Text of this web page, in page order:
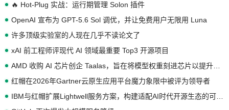
🔥 Hot-Plug 实战：运行期管理 Solon 插件
OpenAI 宣布为 GPT-5.6 Sol 调优，并让免费用户无限用 Luna
许多顶级实验室的人现在几乎不读论文了
xAI 前工程师评现代 AI 领域最重要 Top3 开源项目
红帽在2026年Gartner云原生应用平台魔力象限中被评为领导者